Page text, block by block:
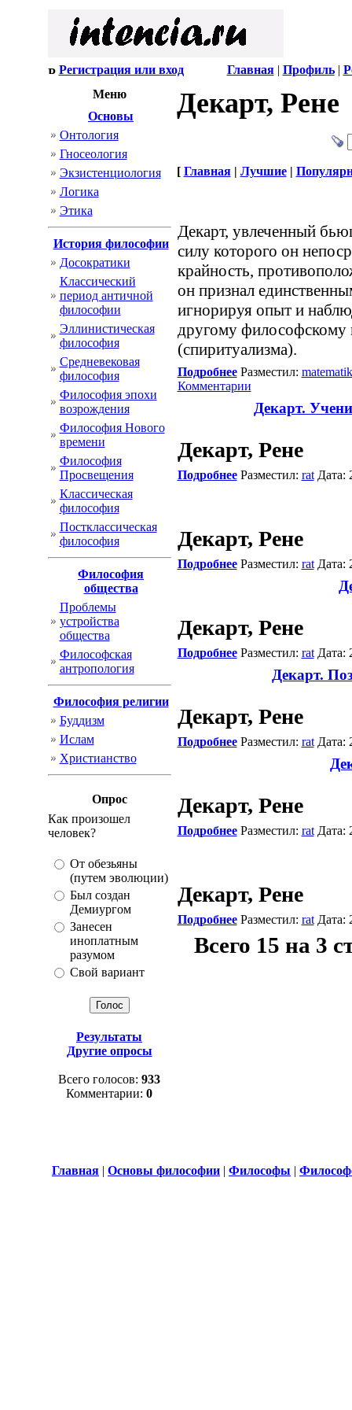
Регистрация или вход Главная| Профиль|
Меню
Основы
Онтология
Гносеология
Экзистенциология
Логика
Этика
История философии
Досократики
Классический
период античной
философии
Эллинистическая
философия
Cредневековая
философия
Философия эпохи
возрождения
Философия Нового
времени
Философия
Просвещения
Классическая
философия
Постклассическая
философия
Философия
общества
Проблемы
устройства
общества
Философская
антропология
Философия религии
Буддизм
Ислам
Христианство
Опрос
Как произошел
человек?
От обезьяны
(путем эволюции)
Был создан
Демиургом
Занесен
иноплатным
разумом
Свой вариант
Результаты
Другие опросы
Всего голосов: 933
Комментарии: 0
Декарт, Рене
[ Главная| Лучшие|
Декарт, увлеченный
силу которого он
крайность,
он признал
игнорируя опыт и
другому философскому
(спиритуализма).
ПодробнееРазместил: matematik
Комментарии
Декарт.
Декарт, Рене
ПодробнееРазместил: ratДата:
Декарт, Рене
ПодробнееРазместил: ratДата:
Декарт, Рене
ПодробнееРазместил: ratДата:
Декарт.
Декарт, Рене
ПодробнееРазместил: ratДата:
Декарт, Рене
ПодробнееРазместил: ratДата:
Декарт, Рене
ПодробнееРазместил: ratДата:
Всего 15 на 3
Главная | Основы философии | Философы |